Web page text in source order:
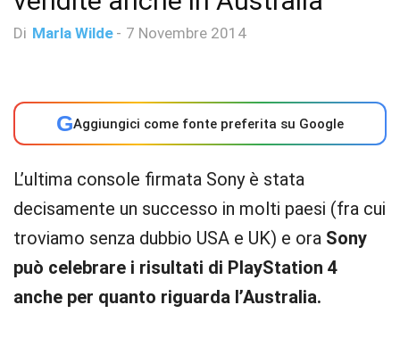
Di Marla Wilde - 7 Novembre 2014
GAggiungici come fonte preferita su Google
L’ultima console firmata Sony è stata
decisamente un successo in molti paesi (fra cui
troviamo senza dubbio USA e UK) e ora Sony
può celebrare i risultati di PlayStation 4
anche per quanto riguarda l’Australia.